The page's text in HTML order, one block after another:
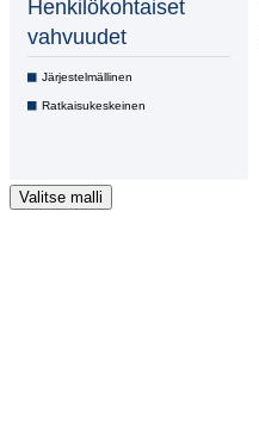
Valitse malli